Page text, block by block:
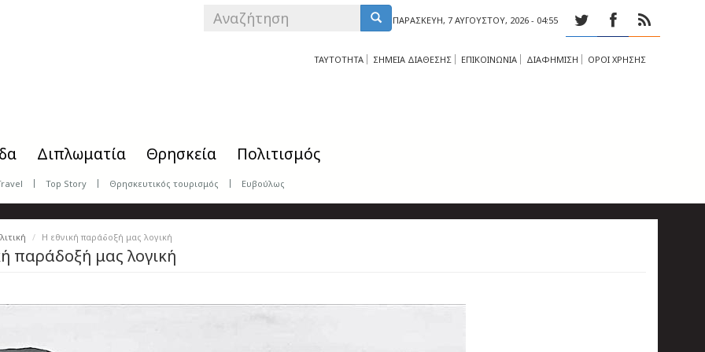
ΠΑΡΑΣΚΕΥΉ, 7 ΑΥΓΟΎΣΤΟΥ, 2026 - 04:55
SEARCH
ΤΑΥΤΟΤΗΤΑ ΣΗΜΕΙΑ ΔΙΑΘΕΣΗΣ ΕΠΙΚΟΙΝΩΝΙΑ ΔΙΑΦΗΜΙΣΗ ΟΡΟΙ ΧΡΗΣΗΣ
Διπλωματία Θρησκεία Πολιτισμός
Top Story Θρησκευτικός τουρισμός Ευβούλως
Η εθνική παράδοξή μας λογική
παράδοξή μας λογική